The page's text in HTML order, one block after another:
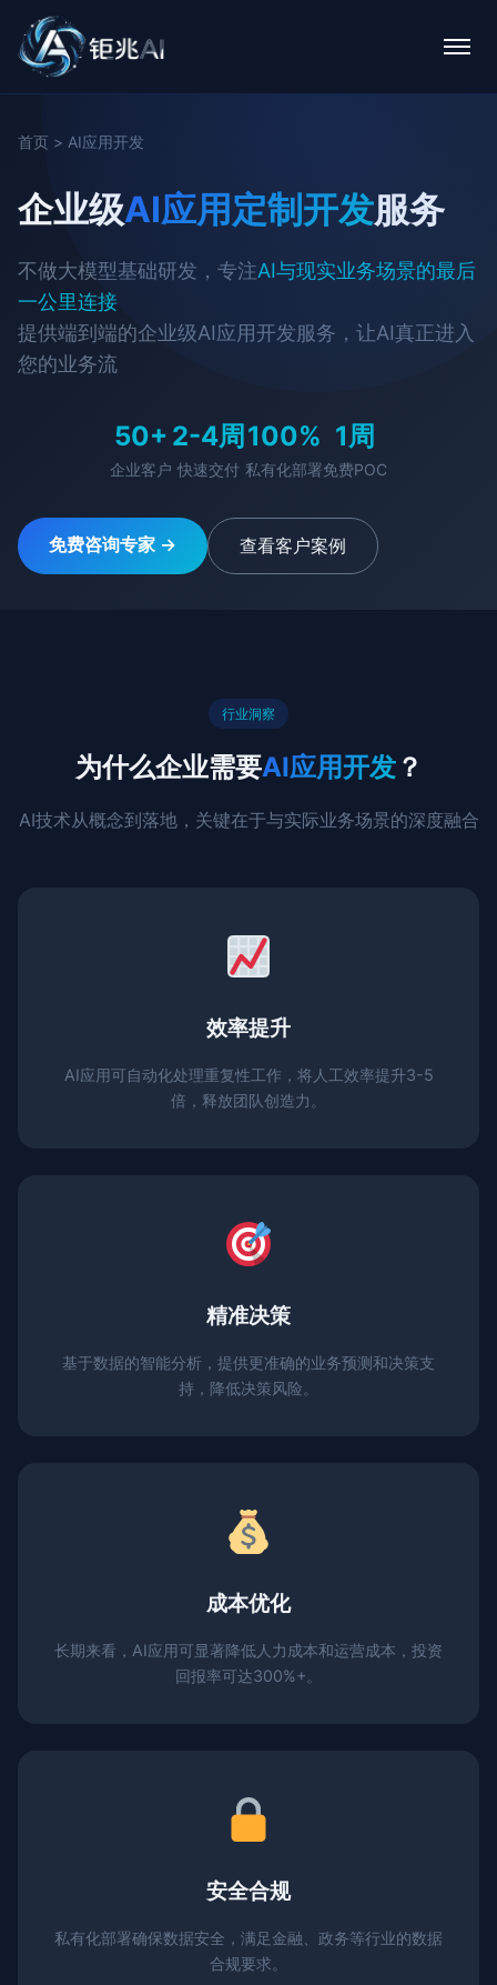
首页 > AI应用开发
企业级AI应用定制开发服务
不做大模型基础研发，专注AI与现实业务场景的最后
一公里连接
提供端到端的企业级AI应用开发服务，让AI真正进入
您的业务流
50+
企业客户
2-4周
快速交付
100%
私有化部署
1周
免费POC
免费咨询专家 → 查看客户案例
行业洞察
为什么企业需要AI应用开发？
AI技术从概念到落地，关键在于与实际业务场景的深度融合
效率提升
AI应用可自动化处理重复性工作，将人工效率提升3-5
倍，释放团队创造力。
精准决策
基于数据的智能分析，提供更准确的业务预测和决策支
持，降低决策风险。
成本优化
长期来看，AI应用可显著降低人力成本和运营成本，投资
回报率可达300%+。
安全合规
私有化部署确保数据安全，满足金融、政务等行业的数据
合规要求。